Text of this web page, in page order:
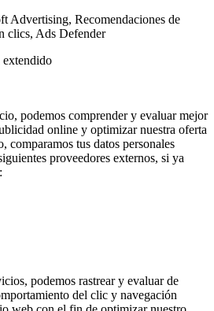
Advertising, Recomendaciones de
clics, Ads Defender
podemos comprender y evaluar mejor
online y optimizar nuestra oferta
comparamos tus datos personales
proveedores externos, si ya
podemos rastrear y evaluar de
del clic y navegación